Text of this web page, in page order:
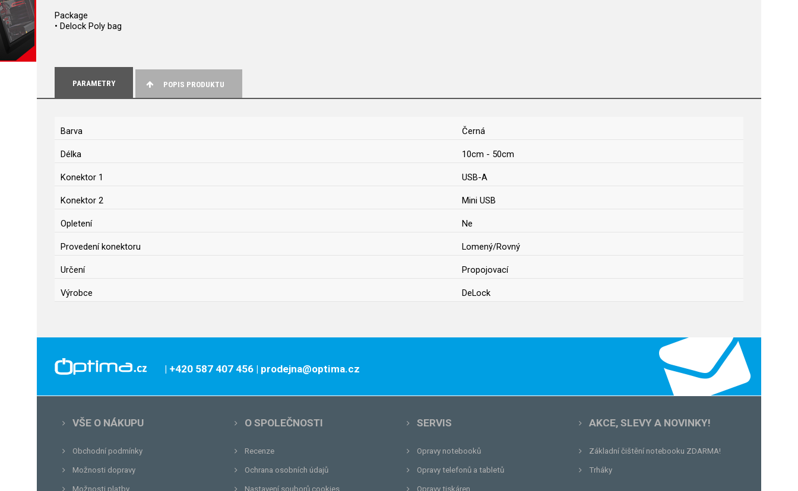
Package
• Delock Poly bag
PARAMETRY POPIS PRODUKTU
Barva Černá
Délka 10cm - 50cm
Konektor 1 USB-A
Konektor 2 Mini USB
Opletení Ne
Provedení konektoru Lomený/Rovný
Určení Propojovací
Výrobce DeLock
| +420 587 407 456 | prodejna@optima.cz
VŠE O NÁKUPU
Obchodní podmínky
Možnosti dopravy
Možnosti platby
O SPOLEČNOSTI
Recenze
Ochrana osobních údajů
Nastavení souborů cookies
SERVIS
Opravy notebooků
Opravy telefonů a tabletů
Opravy tiskáren
AKCE, SLEVY A NOVINKY!
Základní čištění notebooku ZDARMA!
Trháky